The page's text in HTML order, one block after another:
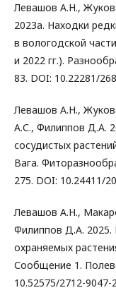
Левашов А.Н.,
2023а. Находки
в вологодской
и 2022 гг.).
83. DOI: 10.22281/
Левашов А.Н.,
А.С., Филиппов Д.А.
сосудистых
Вага.
275. DOI: 10.24411/
Левашов А.Н.,
Филиппов Д.А.
охраняемых
Сообщение 1.
10.52575/2712-